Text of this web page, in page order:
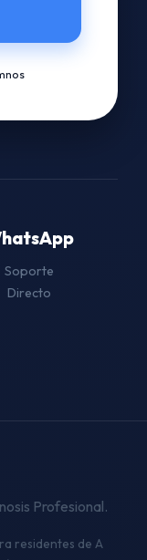
Soporte
Directo
Profesional.
residentes de A